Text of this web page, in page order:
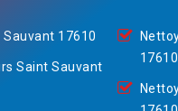
17610
Saint Sauvant
17610